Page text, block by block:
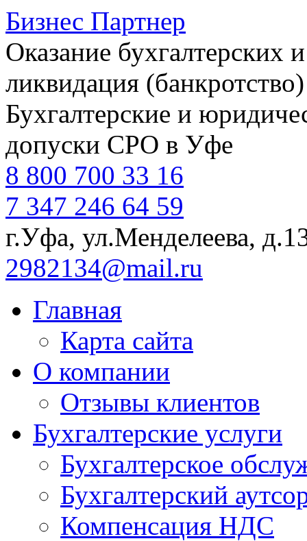
Бизнес Партнер
Оказание бухгалтерских
ликвидация
Бухгалтерские и
допуски СРО в Уфе
8 800 700 33 16
7 347 246 64 59
г.Уфа, ул.Менделеева,
2982134@mail.ru
Главная
Карта сайта
О компании
Отзывы клиентов
Бухгалтерские услуги
Бухгалтерское
Бухгалтерский
Компенсация НДС